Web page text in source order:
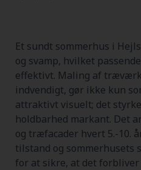
Et sundt sommerhus i
og svamp, hvilket
effektivt. Maling af
indvendigt, gør ikke kun
attraktivt visuelt; det
holdbarhed markant. Det
og træfacader hvert 5.-10.
tilstand og sommerhusets
for at sikre, at det forbliver